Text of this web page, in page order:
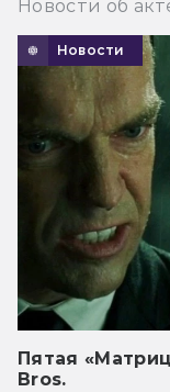
Новости об
Новости
Пятая
Bros.